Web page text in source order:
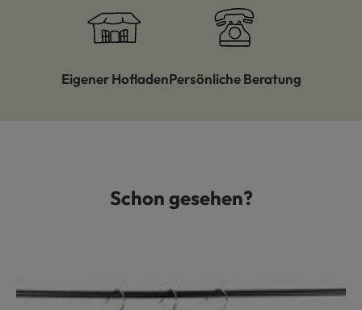
Eigener HofladenPersönliche Beratung
Produktgalerie überspringenSchon gesehen?